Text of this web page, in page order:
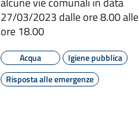
27/03/2023 dalle ore 8.00 alle
ore 18.00
Acqua
Igiene pubblica
Risposta alle emergenze